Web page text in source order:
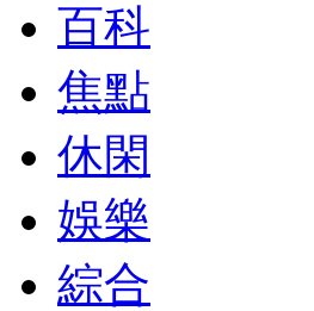
百科
焦點
休閑
娛樂
綜合